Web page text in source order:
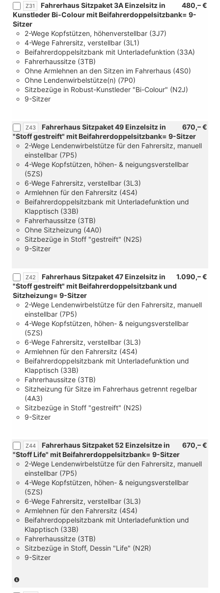
Z31 480,– €
Fahrerhaus Sitzpaket 3A Einzelsitz in
Kunstleder Bi-Colour mit Beifahrerdoppelsitzbank= 9-
Sitzer
2-Wege Kopfstützen, höhenverstellbar (3J7)
4-Wege Fahrersitz, verstellbar (3L1)
Beifahrerdoppelsitzbank mit Unterladefunktion (33A)
Fahrerhaussitze (3TB)
Ohne Armlehnen an den Sitzen im Fahrerhaus (4S0)
Ohne Lendenwirbelstütze(n) (7P0)
Sitzbezüge in Robust-Kunstleder "Bi-Colour" (N2J)
9-Sitzer
Z43 670,– €
Fahrerhaus Sitzpaket 49 Einzelsitz in
"Stoff gestreift" mit Beifahrerdoppelsitzbank= 9-Sitzer
2-Wege Lendenwirbelstütze für den Fahrersitz, manuell
einstellbar (7P5)
4-Wege Kopfstützen, höhen- & neigungsverstellbar
(5ZS)
6-Wege Fahrersitz, verstellbar (3L3)
Armlehnen für den Fahrersitz (4S4)
Beifahrerdoppelsitzbank mit Unterladefunktion und
Klapptisch (33B)
Fahrerhaussitze (3TB)
Ohne Sitzheizung (4A0)
Sitzbezüge in Stoff "gestreift" (N2S)
9-Sitzer
Z42 1.090,– €
Fahrerhaus Sitzpaket 47 Einzelsitz in
"Stoff gestreift" mit Beifahrerdoppelsitzbank und
Sitzheizung= 9-Sitzer
2-Wege Lendenwirbelstütze für den Fahrersitz, manuell
einstellbar (7P5)
4-Wege Kopfstützen, höhen- & neigungsverstellbar
(5ZS)
6-Wege Fahrersitz, verstellbar (3L3)
Armlehnen für den Fahrersitz (4S4)
Beifahrerdoppelsitzbank mit Unterladefunktion und
Klapptisch (33B)
Fahrerhaussitze (3TB)
Sitzheizung für Sitze im Fahrerhaus getrennt regelbar
(4A3)
Sitzbezüge in Stoff "gestreift" (N2S)
9-Sitzer
Z44 670,– €
Fahrerhaus Sitzpaket 52 Einzelsitze in
"Stoff Life" mit Beifahrerdoppelsitzbank= 9-Sitzer
2-Wege Lendenwirbelstütze für den Fahrersitz, manuell
einstellbar (7P5)
4-Wege Kopfstützen, höhen- & neigungsverstellbar
(5ZS)
6-Wege Fahrersitz, verstellbar (3L3)
Armlehnen für den Fahrersitz (4S4)
Beifahrerdoppelsitzbank mit Unterladefunktion und
Klapptisch (33B)
Fahrerhaussitze (3TB)
Sitzbezüge in Stoff, Dessin "Life" (N2R)
9-Sitzer